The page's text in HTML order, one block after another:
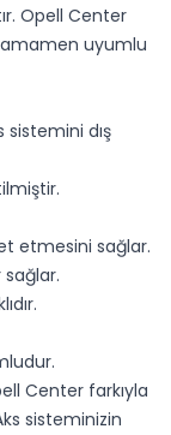
Opell Center
uyumlu
sistemini dış
etmesini sağlar.
Center farkıyla
sisteminizin